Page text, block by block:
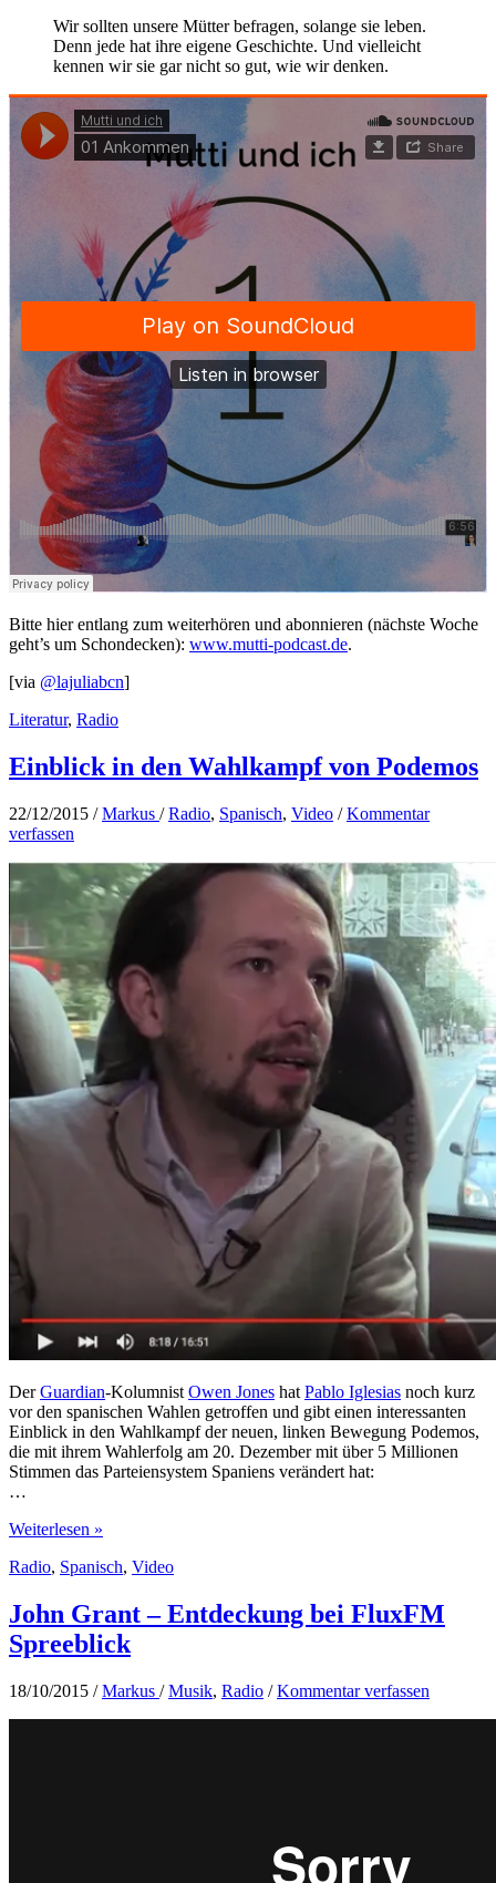
Wir sollten unsere Mütter befragen, solange sie leben.
Denn jede hat ihre eigene Geschichte. Und vielleicht
kennen wir sie gar nicht so gut, wie wir denken.
Bitte hier entlang zum weiterhören und abonnieren (nächste Woche
geht’s um Schondecken): www.mutti-podcast.de.
[via @lajuliabcn]
Literatur, Radio
Einblick in den Wahlkampf von Podemos
22/12/2015 /Markus /Radio, Spanisch, Video /Kommentar
verfassen
DerGuardian-Kolumnist Owen Jones hat Pablo Iglesias noch kurz
vor den spanischen Wahlen getroffen und gibt einen interessanten
Einblick in den Wahlkampf der neuen, linken Bewegung Podemos,
die mit ihrem Wahlerfolg am 20. Dezember mit über 5 Millionen
Stimmen das Parteiensystem Spaniens verändert hat:
…
Einblick
den
von
Podemos
Weiterlesen »
Radio, Spanisch, Video
John Grant – Entdeckung bei FluxFM
Spreeblick
18/10/2015 /Markus /Musik, Radio /Kommentar verfassen